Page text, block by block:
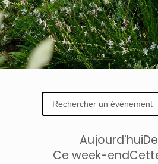
Aujourd'hui
Ce week-end